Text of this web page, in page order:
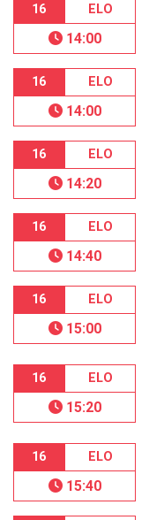
16 ELO
14:00
16 ELO
14:00
16 ELO
14:20
16 ELO
14:40
16 ELO
15:00
16 ELO
15:20
16 ELO
15:40